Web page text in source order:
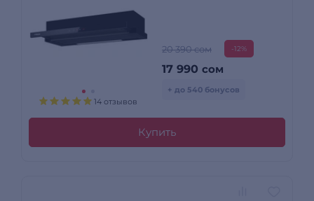
14 отзывов
20 390 сом -12%
17 990 сом
+ до 540 бонусов
Купить